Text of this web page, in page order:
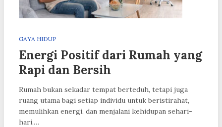
GAYA HIDUP
Energi Positif dari Rumah yang
Rapi dan Bersih
Rumah bukan sekadar tempat berteduh, tetapi juga
ruang utama bagi setiap individu untuk beristirahat,
memulihkan energi, dan menjalani kehidupan sehari-
hari.…